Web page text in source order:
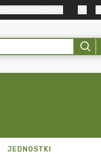
JEDNOSTKI